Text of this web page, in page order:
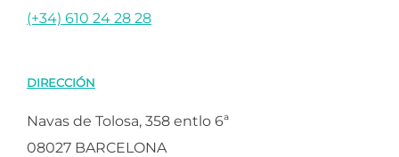
(+34) 610 24 28 28
DIRECCIÓN
Navas de Tolosa, 358 entlo 6ª
08027 BARCELONA